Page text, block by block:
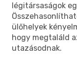
légitársaságok
ülőhelyek
hogy megtaláld
utazásodnak.